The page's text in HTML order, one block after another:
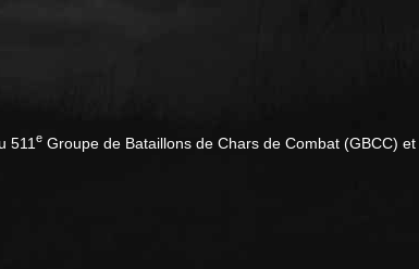
511 e Groupe de Bataillons de Chars de Combat (GBCC)